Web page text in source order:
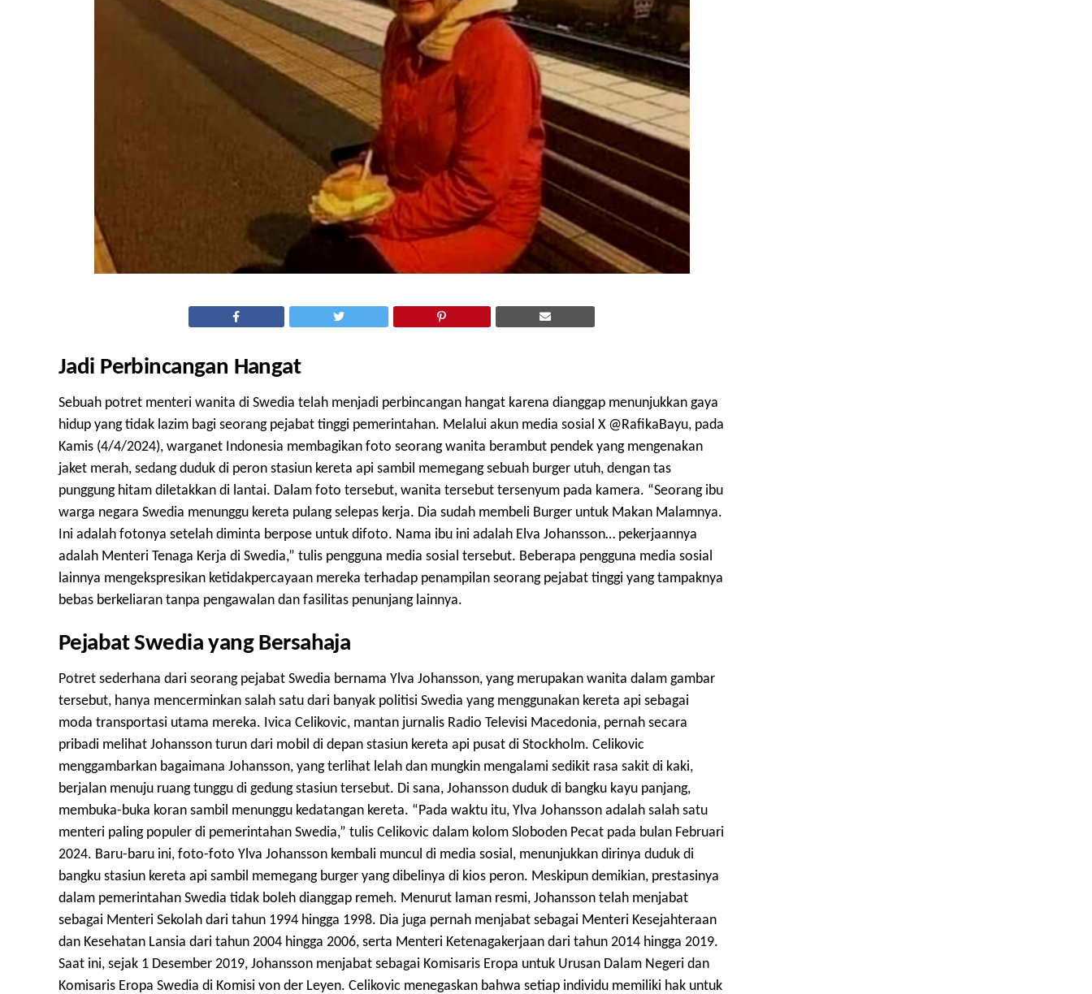
Jadi Perbincangan Hangat
Sebuah potret menteri wanita di Swedia telah menjadi perbincangan hangat karena dianggap menunjukkan gaya
hidup yang tidak lazim bagi seorang pejabat tinggi pemerintahan. Melalui akun media sosial X @RafikaBayu, pada
Kamis (4/4/2024), warganet Indonesia membagikan foto seorang wanita berambut pendek yang mengenakan
jaket merah, sedang duduk di peron stasiun kereta api sambil memegang sebuah burger utuh, dengan tas
punggung hitam diletakkan di lantai. Dalam foto tersebut, wanita tersebut tersenyum pada kamera. “Seorang ibu
warga negara Swedia menunggu kereta pulang selepas kerja. Dia sudah membeli Burger untuk Makan Malamnya.
Ini adalah fotonya setelah diminta berpose untuk difoto. Nama ibu ini adalah Elva Johansson… pekerjaannya
adalah Menteri Tenaga Kerja di Swedia,” tulis pengguna media sosial tersebut. Beberapa pengguna media sosial
lainnya mengekspresikan ketidakpercayaan mereka terhadap penampilan seorang pejabat tinggi yang tampaknya
bebas berkeliaran tanpa pengawalan dan fasilitas penunjang lainnya.
Pejabat Swedia yang Bersahaja
Potret sederhana dari seorang pejabat Swedia bernama Ylva Johansson, yang merupakan wanita dalam gambar
tersebut, hanya mencerminkan salah satu dari banyak politisi Swedia yang menggunakan kereta api sebagai
moda transportasi utama mereka. Ivica Celikovic, mantan jurnalis Radio Televisi Macedonia, pernah secara
pribadi melihat Johansson turun dari mobil di depan stasiun kereta api pusat di Stockholm. Celikovic
menggambarkan bagaimana Johansson, yang terlihat lelah dan mungkin mengalami sedikit rasa sakit di kaki,
berjalan menuju ruang tunggu di gedung stasiun tersebut. Di sana, Johansson duduk di bangku kayu panjang,
membuka-buka koran sambil menunggu kedatangan kereta. “Pada waktu itu, Ylva Johansson adalah salah satu
menteri paling populer di pemerintahan Swedia,” tulis Celikovic dalam kolom Sloboden Pecat pada bulan Februari
2024. Baru-baru ini, foto-foto Ylva Johansson kembali muncul di media sosial, menunjukkan dirinya duduk di
bangku stasiun kereta api sambil memegang burger yang dibelinya di kios peron. Meskipun demikian, prestasinya
dalam pemerintahan Swedia tidak boleh dianggap remeh. Menurut laman resmi, Johansson telah menjabat
sebagai Menteri Sekolah dari tahun 1994 hingga 1998. Dia juga pernah menjabat sebagai Menteri Kesejahteraan
dan Kesehatan Lansia dari tahun 2004 hingga 2006, serta Menteri Ketenagakerjaan dari tahun 2014 hingga 2019.
Saat ini, sejak 1 Desember 2019, Johansson menjabat sebagai Komisaris Eropa untuk Urusan Dalam Negeri dan
Komisaris Eropa Swedia di Komisi von der Leyen. Celikovic menegaskan bahwa setiap individu memiliki hak untuk